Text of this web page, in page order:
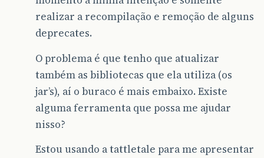
realizar a recompilação e remoção de alguns
deprecates.
O problema é que tenho que atualizar
também as bibliotecas que ela utiliza (os
jar’s), aí o buraco é mais embaixo. Existe
alguma ferramenta que possa me ajudar
nisso?
Estou usando a tattletale para me apresentar